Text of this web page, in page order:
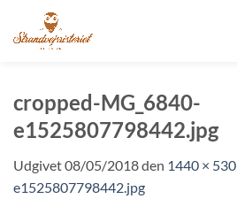
indhold
cropped-MG_6840-
e1525807798442.jpg
Udgivet08/05/2018den 1440 × 530
e1525807798442.jpg